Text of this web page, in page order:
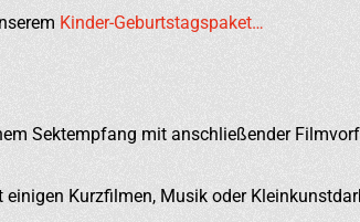
Kinder-Geburtstagspaket…
Sektempfang mit anschließender
Kurzfilmen, Musik oder